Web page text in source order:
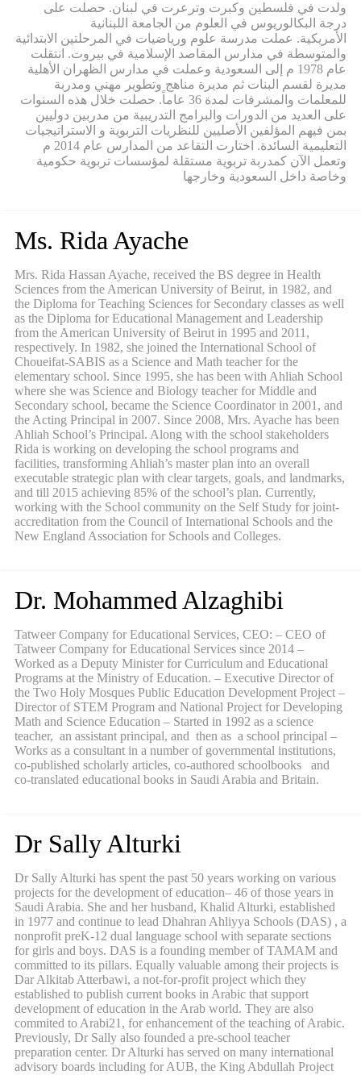
ولدت في فلسطين وكبرت وترعرت في لبنان. حصلت على
درجة البكالوريوس في العلوم من الجامعة اللبنانية
الأمريكية. عملت مدرسة علوم ورياضيات في المرحلتين الابتدائية
والمتوسطة في مدارس المقاصد الإسلامية في بيروت. انتقلت
عام 1978 م إلى السعودية وعملت في مدارس الظهران الأهلية
مديرة لقسم البنات ثم مديرة مناهج وتطوير مهني ومدربة
للمعلمات والمشرفات لمدة 36 عاماً. حصلت خلال هذه السنوات
على العديد من الدورات والبرامج التدريبية من مدربين دوليين
بمن فيهم المؤلفين الأصليين للنظريات التربوية و الاستراتيجيات
التعليمية السائدة. اختارت التقاعد من المدارس عام 2014 م
وتعمل الآن كمدربة تربوية مستقلة لمؤسسات تربوية حكومية
وخاصة داخل السعودية وخارجها
Ms. Rida Ayache
Mrs. Rida Hassan Ayache, received the BS degree in Health
Sciences from the American University of Beirut, in 1982, and
the Diploma for Teaching Sciences for Secondary classes as well
as the Diploma for Educational Management and Leadership
from the American University of Beirut in 1995 and 2011,
respectively. In 1982, she joined the International School of
Choueifat-SABIS as a Science and Math teacher for the
elementary school. Since 1995, she has been with Ahliah School
where she was Science and Biology teacher for Middle and
Secondary school, became the Science Coordinator in 2001, and
the Acting Principal in 2007. Since 2008, Mrs. Ayache has been
Ahliah School’s Principal. Along with the school stakeholders
Rida is working on developing the school programs and
facilities, transforming Ahliah’s master plan into an overall
executable strategic plan with clear targets, goals, and landmarks,
and till 2015 achieving 85% of the school’s plan. Currently,
working with the School community on the Self Study for joint-
accreditation from the Council of International Schools and the
New England Association for Schools and Colleges.
Dr. Mohammed Alzaghibi
Tatweer Company for Educational Services, CEO: – CEO of
Tatweer Company for Educational Services since 2014 –
Worked as a Deputy Minister for Curriculum and Educational
Programs at the Ministry of Education. – Executive Director of
the Two Holy Mosques Public Education Development Project –
Director of STEM Program and National Project for Developing
Math and Science Education – Started in 1992 as a science
teacher, an assistant principal, and then as a school principal –
Works as a consultant in a number of governmental institutions,
co-published scholarly articles, co-authored schoolbooks and
co-translated educational books in Saudi Arabia and Britain.
Dr Sally Alturki
Dr Sally Alturki has spent the past 50 years working on various
projects for the development of education– 46 of those years in
Saudi Arabia. She and her husband, Khalid Alturki, established
in 1977 and continue to lead Dhahran Ahliyya Schools (DAS) , a
nonprofit preK-12 dual language school with separate sections
for girls and boys. DAS is a founding member of TAMAM and
committed to its pillars. Equally valuable among their projects is
Dar Alkitab Atterbawi, a not-for-profit project which they
established to publish current books in Arabic that support
development of education in the Arab world. They are also
commited to Arabi21, for enhancement of the teaching of Arabic.
Previously, Dr Sally also founded a pre-school teacher
preparation center. Dr Alturki has served on many international
advisory boards including for AUB, the King Abdullah Project